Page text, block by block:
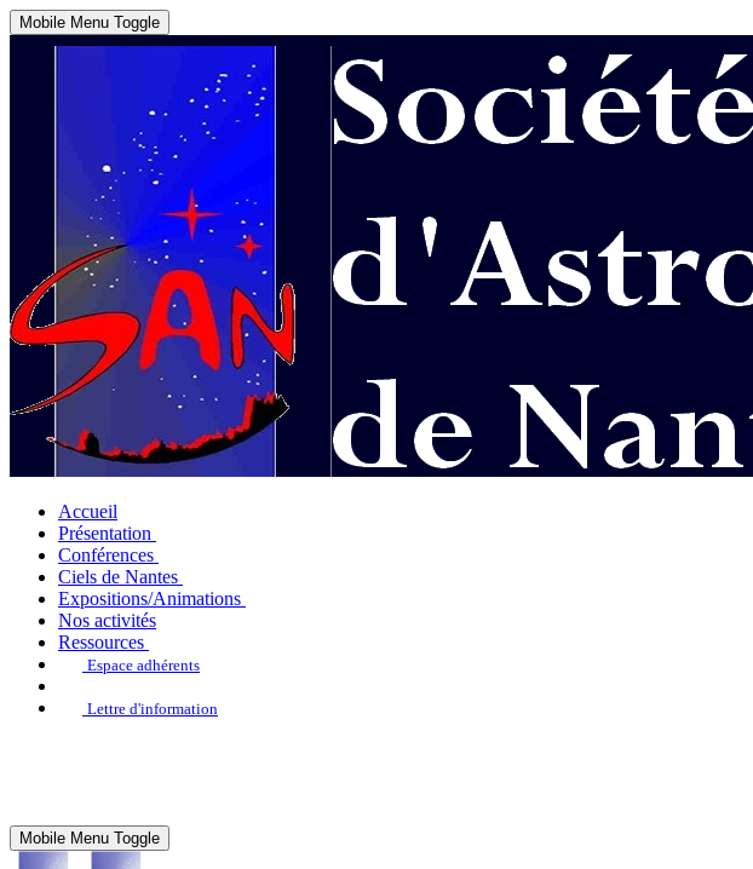
Mobile Menu Toggle
Accueil
Présentation
Conférences
Ciels de Nantes
Expositions/Animations
Nos activités
Ressources
Espace adhérents
Lettre d'information
Mobile Menu Toggle